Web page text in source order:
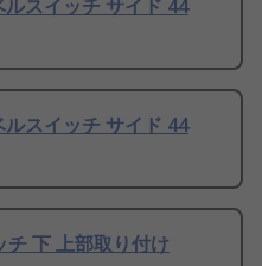
スイッチ サイド 44
スイッチ サイド 44
下 上部取り付け